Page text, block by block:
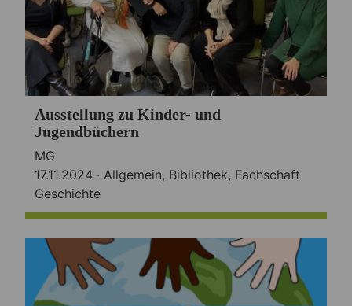
Ausstellung zu Kinder- und
Jugendbüchern
MG
17.11.2024 · Allgemein, Bibliothek, Fachschaft
Geschichte